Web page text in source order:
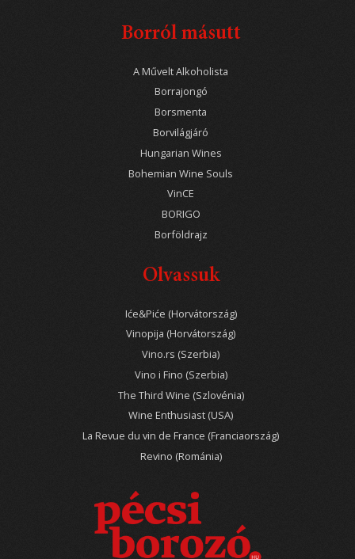
Borról másutt
A Művelt Alkoholista
Borrajongó
Borsmenta
Borvilágjáró
Hungarian Wines
Bohemian Wine Souls
VinCE
BORIGO
Borföldrajz
Olvassuk
Iće&Piće (Horvátország)
Vinopija (Horvátország)
Vino.rs (Szerbia)
Vino i Fino (Szerbia)
The Third Wine (Szlovénia)
Wine Enthusiast (USA)
La Revue du vin de France (Franciaország)
Revino (Románia)